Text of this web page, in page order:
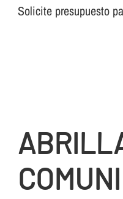
Solicite presupuesto